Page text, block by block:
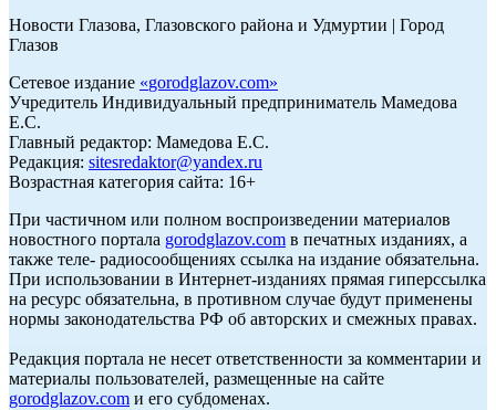
Новости Глазова, Глазовского района и Удмуртии | Город
Глазов
Сетевое издание «gorodglazov.com»
Учредитель Индивидуальный предприниматель Мамедова
Е.С.
Главный редактор: Мамедова Е.С.
Редакция: sitesredaktor@yandex.ru
Возрастная категория сайта: 16+
При частичном или полном воспроизведении материалов
новостного портала gorodglazov.com в печатных изданиях, а
также теле- радиосообщениях ссылка на издание обязательна.
При использовании в Интернет-изданиях прямая гиперссылка
на ресурс обязательна, в противном случае будут применены
нормы законодательства РФ об авторских и смежных правах.
Редакция портала не несет ответственности за комментарии и
материалы пользователей, размещенные на сайте
gorodglazov.com и его субдоменах.